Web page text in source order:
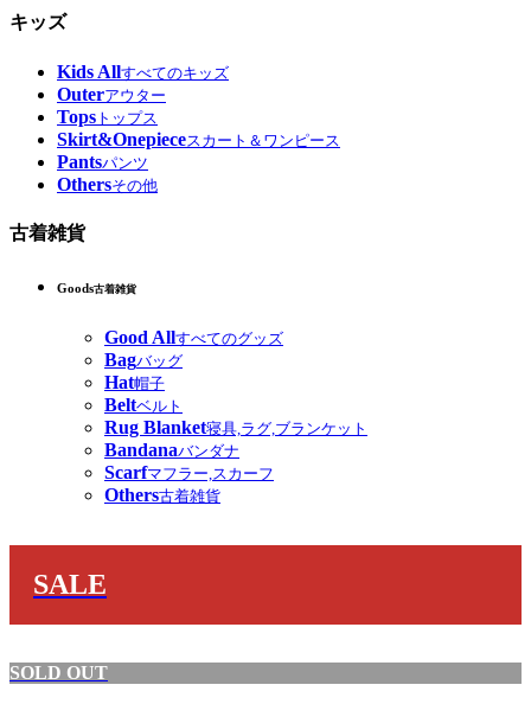
キッズ
Kids Allすべてのキッズ
Outerアウター
Tops トップス
Skirt&Onepieceスカート＆ワンピース
Pantsパンツ
Othersその他
古着雑貨
Goods古着雑貨
Good Allすべてのグッズ
Bagバッグ
Hat帽子
Beltベルト
Rug Blanket寝具,ラグ,ブランケット
Bandanaバンダナ
Scarfマフラー,スカーフ
Others古着雑貨
SALE
SOLD OUT